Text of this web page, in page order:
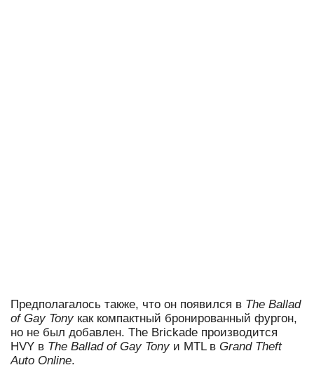
Предполагалось также, что он появился в The Ballad
of Gay Tonyкак компактный бронированный фургон,
но не был добавлен. The Brickade производится
HVY в The Ballad of Gay Tonyи MTL в Grand Theft
Auto Online.